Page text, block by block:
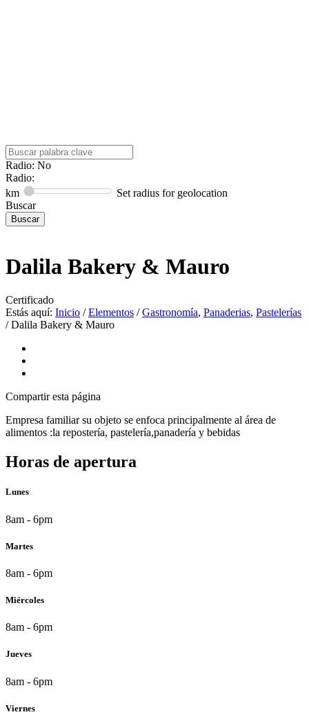
Radio: No
Radio:
km
Set radius for geolocation
Buscar
Dalila Bakery & Mauro
Certificado
Estás aquí: Inicio / Elementos / Gastronomía, Panaderias, Pastelerías
/ Dalila Bakery & Mauro
Compartir esta página
Empresa familiar su objeto se enfoca principalmente al área de
alimentos :la repostería, pastelería,panadería y bebidas
Horas de apertura
Lunes
8am - 6pm
Martes
8am - 6pm
Miércoles
8am - 6pm
Jueves
8am - 6pm
Viernes